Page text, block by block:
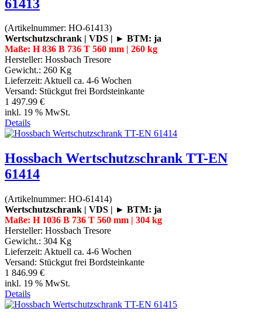
61413
(Artikelnummer: HO-61413)
Wertschutzschrank | VDS | ► BTM: ja
Maße: H 836 B 736 T 560 mm | 260 kg
Hersteller: Hossbach Tresore
Gewicht.: 260 Kg
Lieferzeit: Aktuell ca. 4-6 Wochen
Versand: Stückgut frei Bordsteinkante
1 497.99 €
inkl. 19 % MwSt.
Details
Hossbach Wertschutzschrank TT-EN
61414
(Artikelnummer: HO-61414)
Wertschutzschrank | VDS | ► BTM: ja
Maße: H 1036 B 736 T 560 mm | 304 kg
Hersteller: Hossbach Tresore
Gewicht.: 304 Kg
Lieferzeit: Aktuell ca. 4-6 Wochen
Versand: Stückgut frei Bordsteinkante
1 846.99 €
inkl. 19 % MwSt.
Details